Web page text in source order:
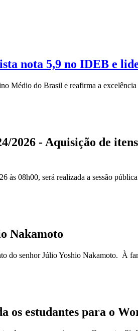
nota 5,9 no IDEB e
Médio do Brasil e reafirma a
2026 - Aquisição de
08h00, será realizada a sessão
Nakamoto
do senhor Júlio Yoshio Nakamoto. À
os estudantes para o